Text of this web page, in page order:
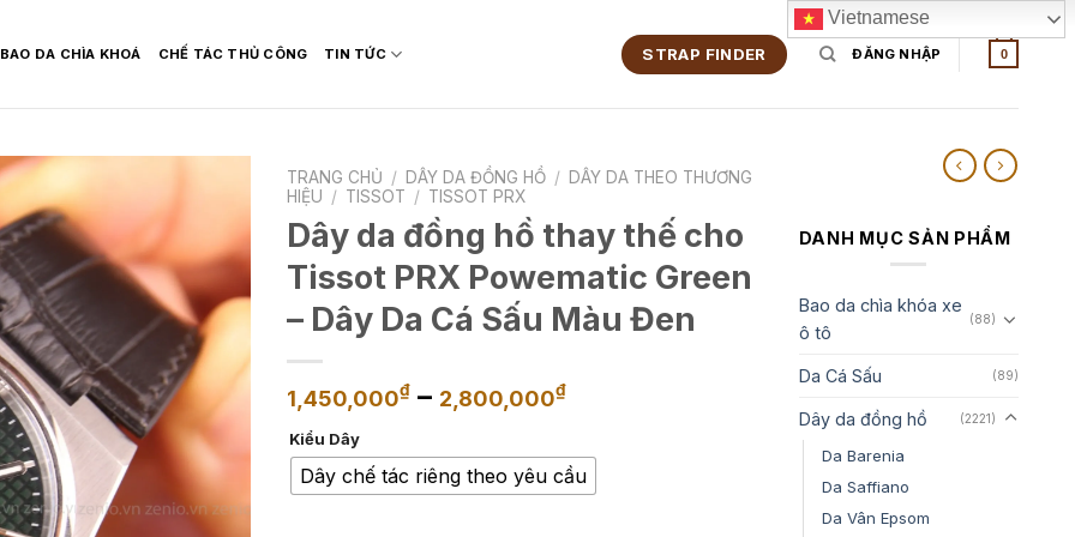
BAO DA CHÌA KHOÁ CHẾ TÁC THỦ CÔNG TIN TỨC STRAP FINDER ĐĂNG NHẬP 0
TRANG CHỦ / DÂY DA ĐỒNG HỒ / DÂY DA THEO THƯƠNG
HIỆU / TISSOT / TISSOT PRX
Dây da đồng hồ thay thế cho
Tissot PRX Powematic Green
– Dây Da Cá Sấu Màu Đen
1,450,000₫ – 2,800,000₫Khoảng
từ
1,450,000₫
Kiểu Dây
Dây chế tác riêng theo yêu cầu
DANH MỤC SẢN PHẨM
Bao da chìa khóa xe
ô tô
(88)
Da Cá Sấu (89)
Dây da đồng hồ (2221)
Da Barenia
Da Saffiano
Da Vân Epsom
Vietnamese